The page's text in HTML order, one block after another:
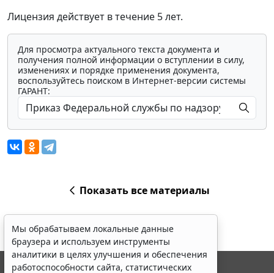
Лицензия действует в течение 5 лет.
Для просмотра актуального текста документа и
получения полной информации о вступлении в силу,
изменениях и порядке применения документа,
воспользуйтесь поиском в Интернет-версии системы
ГАРАНТ:
Показать все материалы
Мы обрабатываем локальные данные
браузера и используем инструменты
аналитики в целях улучшения и обеспечения
работоспособности сайта, статистических